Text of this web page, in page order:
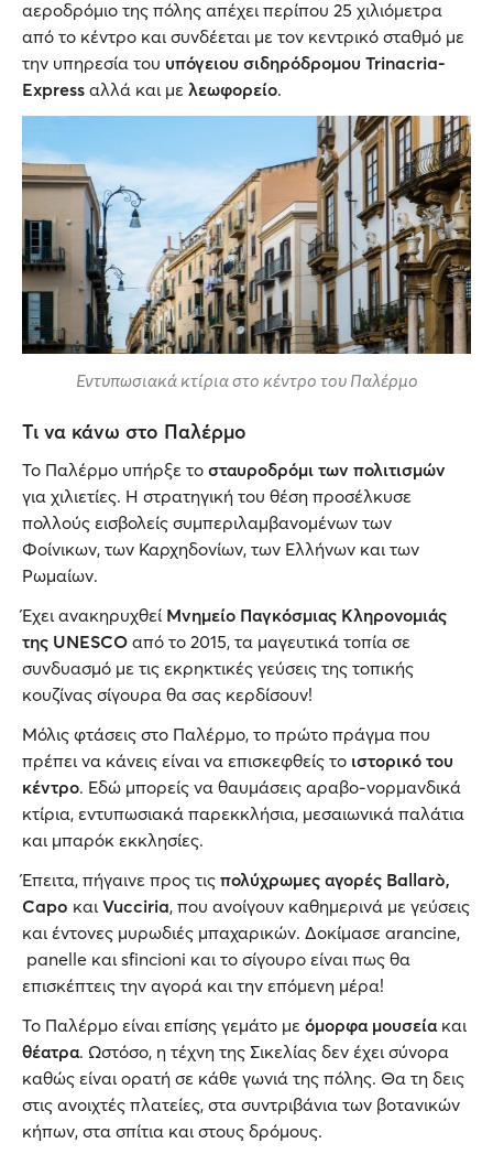
αεροδρόμιο της πόλης απέχει περίπου 25 χιλιόμετρα
από το κέντρο και συνδέεται με τον κεντρικό σταθμό με
την υπηρεσία του υπόγειου σιδηρόδρομου Trinacria-
Express αλλά και με λεωφορείο.
Εντυπωσιακά κτίρια στο κέντρο του Παλέρμο
Τι να κάνω στο Παλέρμο
Το Παλέρμο υπήρξε το σταυροδρόμι των πολιτισμών
για χιλιετίες. Η στρατηγική του θέση προσέλκυσε
πολλούς εισβολείς συμπεριλαμβανομένων των
Φοίνικων, των Καρχηδονίων, των Ελλήνων και των
Ρωμαίων.
Έχει ανακηρυχθεί Μνημείο Παγκόσμιας Κληρονομιάς
της UNESCO από το 2015, τα μαγευτικά τοπία σε
συνδυασμό με τις εκρηκτικές γεύσεις της τοπικής
κουζίνας σίγουρα θα σας κερδίσουν!
Μόλις φτάσεις στο Παλέρμο, το πρώτο πράγμα που
πρέπει να κάνεις είναι να επισκεφθείς το ιστορικό του
κέντρο. Εδώ μπορείς να θαυμάσεις αραβο-νορμανδικά
κτίρια, εντυπωσιακά παρεκκλήσια, μεσαιωνικά παλάτια
και μπαρόκ εκκλησίες.
Έπειτα, πήγαινε προς τις πολύχρωμες αγορές Ballarò,
Capo και Vucciria, που ανοίγουν καθημερινά με γεύσεις
και έντονες μυρωδιές μπαχαρικών. Δοκίμασε arancine,
panelle και sfincioni και το σίγουρο είναι πως θα
επισκέπτεις την αγορά και την επόμενη μέρα!
Το Παλέρμο είναι επίσης γεμάτο με όμορφα μουσείακαι
θέατρα. Ωστόσο, η τέχνη της Σικελίας δεν έχει σύνορα
καθώς είναι ορατή σε κάθε γωνιά της πόλης. Θα τη δεις
στις ανοιχτές πλατείες, στα συντριβάνια των βοτανικών
κήπων, στα σπίτια και στους δρόμους.